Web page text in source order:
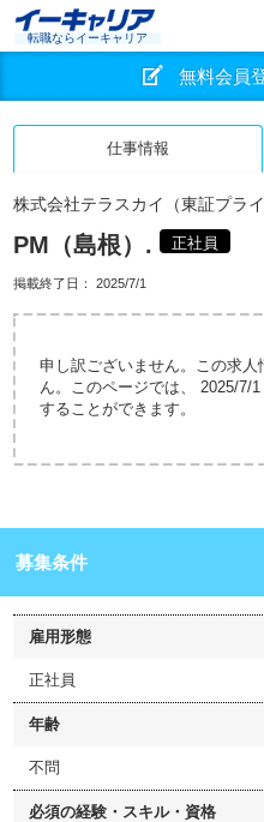
転職ならイーキャリア
無料会員
仕事情報
株式会社テラスカイ（東証プライ
PM（島根）. 正社員
掲載終了日： 2025/7/1
申し訳ございません。この求
ん。このページでは、 2025/7/
することができます。
募集条件
雇用形態
正社員
年齢
不問
必須の経験・スキル・資格